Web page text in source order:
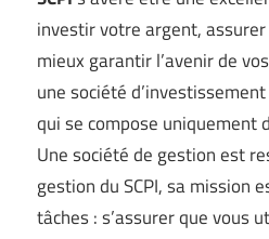
investir votre argent,
mieux garantir l’avenir de
une société
qui se compose uniquement
Une société de gestion est
gestion du SCPI, sa mission
tâches : s’assurer que vous